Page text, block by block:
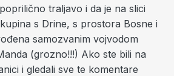
traljavo i da je na slici
s Drine, s prostora Bosne i
samozvanim vojvodom
(grozno!!!) Ako ste bili na
i gledali sve te komentare